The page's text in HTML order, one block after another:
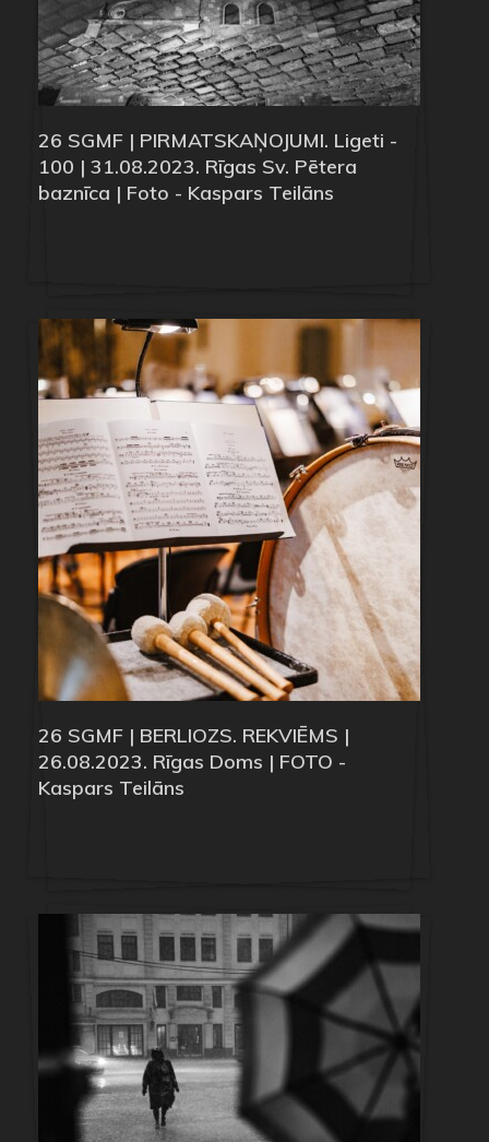
26 SGMF | PIRMATSKAŅOJUMI. Ligeti -
100 | 31.08.2023. Rīgas Sv. Pētera
baznīca | Foto - Kaspars Teilāns
26 SGMF | BERLIOZS. REKVIĒMS |
26.08.2023. Rīgas Doms | FOTO -
Kaspars Teilāns